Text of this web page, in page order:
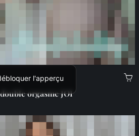
l'apperçu
orgasme JOI